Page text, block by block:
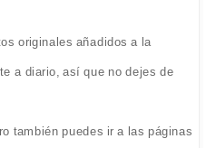
originales añadidos a la
a diario, así que no dejes de
también puedes ir a las páginas